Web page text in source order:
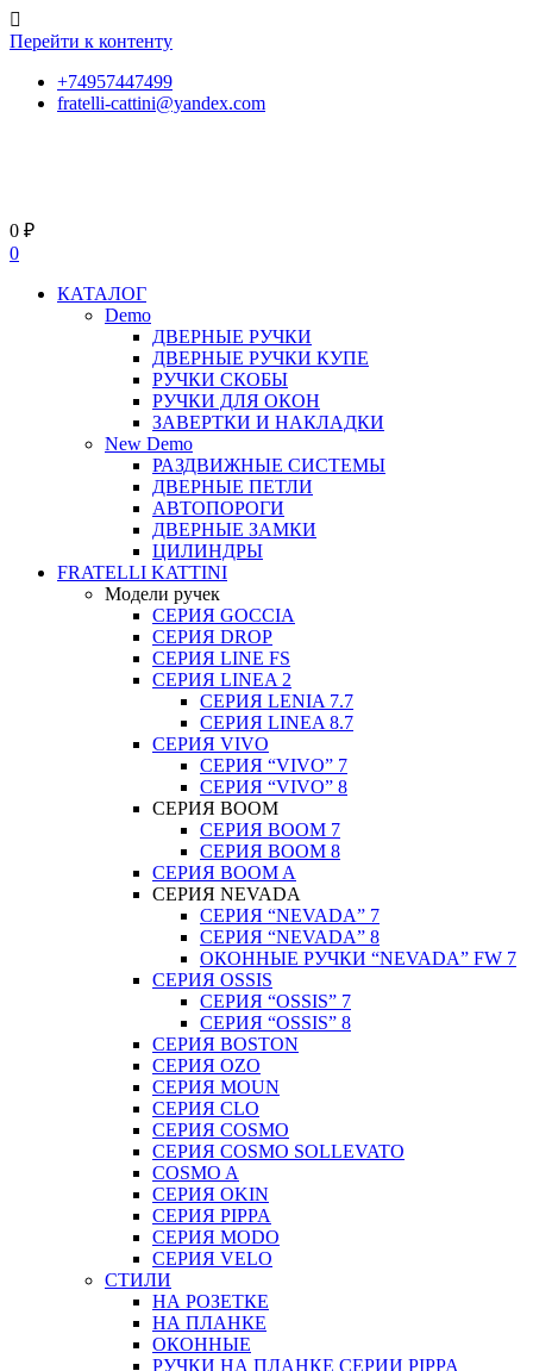
Перейти к контенту
+74957447499
fratelli-cattini@yandex.com
0 ₽
0
КАТАЛОГ
Demo
ДВЕРНЫЕ РУЧКИ
ДВЕРНЫЕ РУЧКИ КУПЕ
РУЧКИ СКОБЫ
РУЧКИ ДЛЯ ОКОН
ЗАВЕРТКИ И НАКЛАДКИ
New Demo
РАЗДВИЖНЫЕ СИСТЕМЫ
ДВЕРНЫЕ ПЕТЛИ
АВТОПОРОГИ
ДВЕРНЫЕ ЗАМКИ
ЦИЛИНДРЫ
FRATELLI KATTINI
Модели ручек
СЕРИЯ GOCCIA
СЕРИЯ DROP
СЕРИЯ LINE FS
СЕРИЯ LINEA 2
СЕРИЯ LENIA 7.7
СЕРИЯ LINEA 8.7
СЕРИЯ VIVO
СЕРИЯ “VIVO” 7
СЕРИЯ “VIVO” 8
СЕРИЯ ВOOM
СЕРИЯ ВOOM 7
СЕРИЯ ВOOM 8
СЕРИЯ ВOOM A
СЕРИЯ NEVADA
СЕРИЯ “NEVADA” 7
СЕРИЯ “NEVADA” 8
ОКОННЫЕ РУЧКИ “NEVADA” FW 7
СЕРИЯ OSSIS
СЕРИЯ “OSSIS” 7
СЕРИЯ “OSSIS” 8
СЕРИЯ ВOSTON
CЕРИЯ OZO
СЕРИЯ MOUN
СЕРИЯ CLO
СЕРИЯ COSMO
СЕРИЯ COSMO SOLLEVATO
COSMO A
СЕРИЯ OKIN
СЕРИЯ PIPPA
СЕРИЯ MODO
СЕРИЯ VELO
СТИЛИ
НА РОЗЕТКЕ
НА ПЛАНКЕ
ОКОННЫЕ
РУЧКИ НА ПЛАНКЕ СЕРИИ PIPPA